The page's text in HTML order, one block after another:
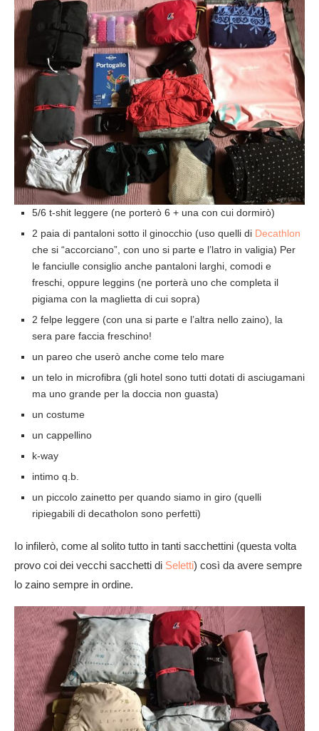
5/6 t-shit leggere (ne porterò 6 + una con cui dormirò)
2 paia di pantaloni sotto il ginocchio (uso quelli di Decathlon
che si “accorciano”, con uno si parte e l’latro in valigia) Per
le fanciulle consiglio anche pantaloni larghi, comodi e
freschi, oppure leggins (ne porterà uno che completa il
pigiama con la maglietta di cui sopra)
2 felpe leggere (con una si parte e l’altra nello zaino), la
sera pare faccia freschino!
un pareo che userò anche come telo mare
un telo in microfibra (gli hotel sono tutti dotati di asciugamani
ma uno grande per la doccia non guasta)
un costume
un cappellino
k-way
intimo q.b.
un piccolo zainetto per quando siamo in giro (quelli
ripiegabili di decatholon sono perfetti)
Io infilerò, come al solito tutto in tanti sacchettini (questa volta
provo coi dei vecchi sacchetti di Seletti) così da avere sempre
lo zaino sempre in ordine.